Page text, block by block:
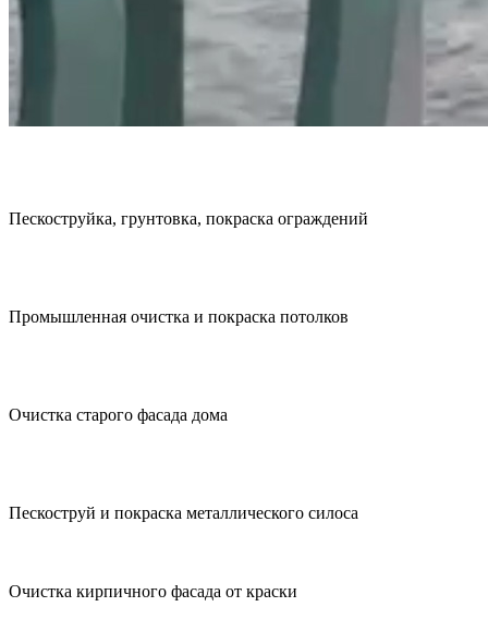
Пескоструйка, грунтовка, покраска ограждений
Промышленная очистка и покраска потолков
Очистка старого фасада дома
Пескоструй и покраска металлического силоса
Очистка кирпичного фасада от краски